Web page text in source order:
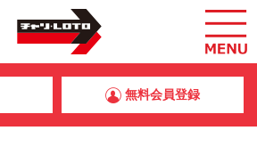
無料会員登録